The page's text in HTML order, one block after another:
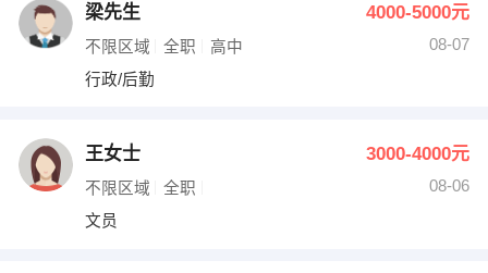
梁先生 4000-5000元
不限区域 全职 高中
08-07
行政/后勤
王女士 3000-4000元
不限区域 全职
08-06
文员